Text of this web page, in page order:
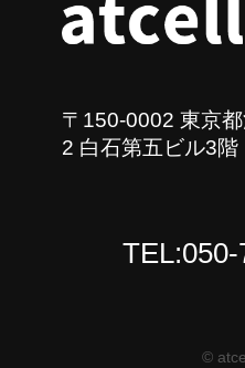
〒150-0002 東京
2 白石第五ビル3階
©